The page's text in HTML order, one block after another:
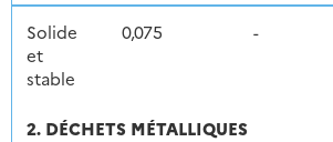
Solide
et
stable
0,075 -
2. DÉCHETS MÉTALLIQUES